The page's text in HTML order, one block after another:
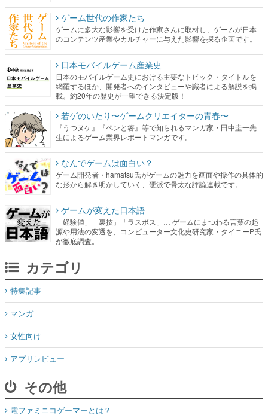
ゲーム世代の作家たち
ゲームに多大な影響を受けた作家さんに取材し、ゲームが日本
のコンテンツ産業やカルチャーに与えた影響を探る企画です。
日本モバイルゲーム産業史
日本のモバイルゲーム史における主要なトピック・タイトルを
網羅するほか、開発者へのインタビューや識者による解説を掲
載。約20年の歴史が一望できる決定版！
若ゲのいたり〜ゲームクリエイターの青春〜
『うつヌケ』『ペンと箸』等で知られるマンガ家・田中圭一先
生によるゲーム業界レポートマンガです。
なんでゲームは面白い？
ゲーム開発者・hamatsu氏がゲームの魅力を画面や操作の具体的
な形から解き明かしていく、硬派で骨太な評論連載です。
ゲームが変えた日本語
「経験値」「裏技」「ラスボス」… ゲームにまつわる言葉の起
源や用法の変遷を、コンピューター文化史研究家・タイニーP氏
が徹底調査。
カテゴリ
特集記事
マンガ
女性向け
アプリレビュー
その他
電ファミニコゲーマーとは？